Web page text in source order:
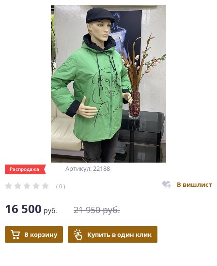
Распродажа Артикул: 22188
( 0 ) В вишлист
16 500 руб. 21 950руб.
В корзину Купить в один клик